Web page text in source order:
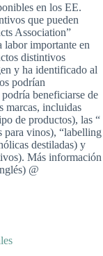
en los EE.
que pueden
Association”
importante en
distintivos
y ha identificado al
podrían
beneficiarse de
marcas, incluidas
de productos), las “
para vinos), “labelling
destiladas) y
Más información
@